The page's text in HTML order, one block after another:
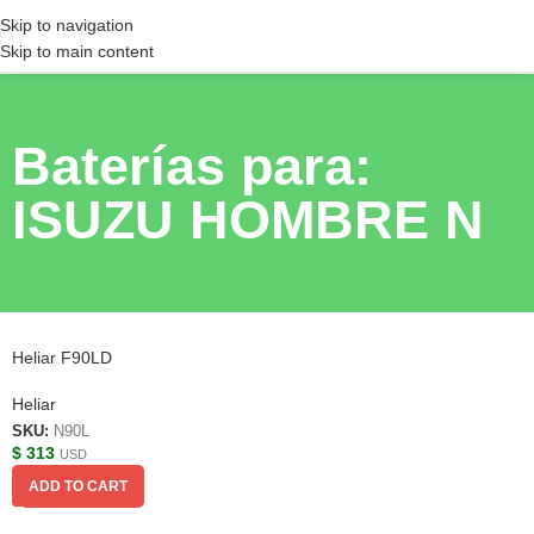
Skip to navigation
Skip to main content
Baterías para:
ISUZU HOMBRE N
Heliar F90LD
Heliar
SKU: N90L
$ 313 USD
ADD TO CART